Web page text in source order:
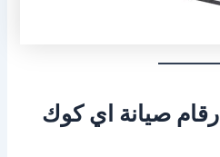
ارقام صيانة اي كوك